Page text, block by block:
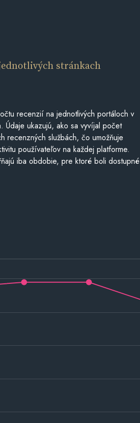
stránkach
recenzií na jednotlivých portáloch v
Údaje ukazujú, ako sa vyvíjal počet
recenzných službách, čo umožňuje
používateľov na každej platforme.
iba obdobie, pre ktoré boli dostupné